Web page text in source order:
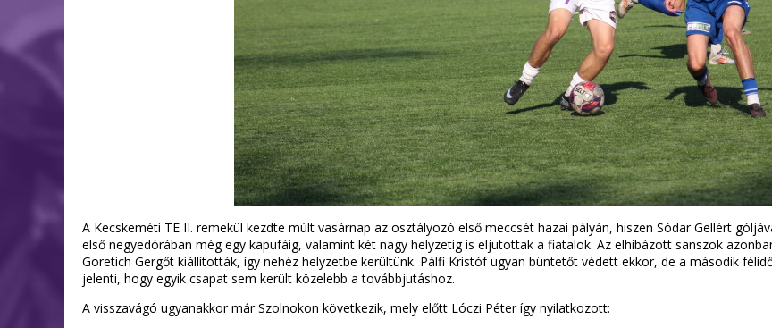
A Kecskeméti TE II. remekül kezdte múlt vasárnap az osztályozó első meccsét hazai pályán, hiszen Sódar Gellért
első negyedórában még egy kapufáig, valamint két nagy helyzetig is eljutottak a fiatalok. Az elhibázott sanszok
Goretich Gergőt kiállították, így nehéz helyzetbe kerültünk. Pálfi Kristóf ugyan büntetőt védett ekkor, de a második
jelenti, hogy egyik csapat sem került közelebb a továbbjutáshoz.
A visszavágó ugyanakkor már Szolnokon következik, mely előtt Lóczi Péter így nyilatkozott: